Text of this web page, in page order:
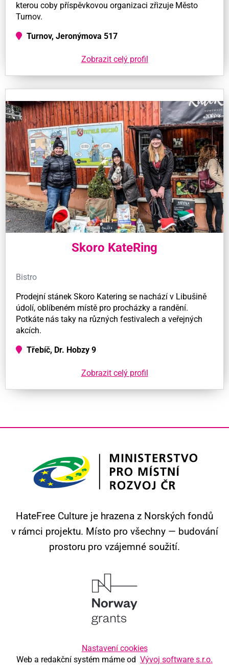
kterou coby příspěvkovou organizaci zřizuje Město
Turnov.
Turnov, Jeronýmova 517
Zobrazit celý profil
Skoro KateRing
Bistro
Prodejní stánek Skoro Katering se nachází v Libušině
údolí, oblíbeném místě pro procházky a randění.
Potkáte nás taky na různých festivalech a veřejných
akcích.
Třebíč, Dr. Hobzy 9
Zobrazit celý profil
HateFree Culture je hrazena z Norských fondů
v rámci projektu. Místo pro všechny — budování
prostoru pro vzájemné soužití.
Nastavení cookies
Web a redakční systém máme od Vývoj software s.r.o.